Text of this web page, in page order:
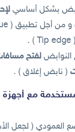
بشكل أساسي
لفتح
( نابض إغلاق ) .
مع أجهزة
العمودي ( لجعل